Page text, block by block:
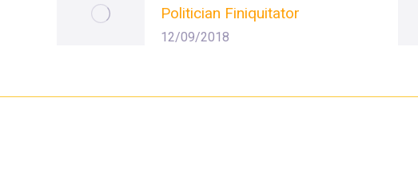
Politician Finiquitator
12/09/2018